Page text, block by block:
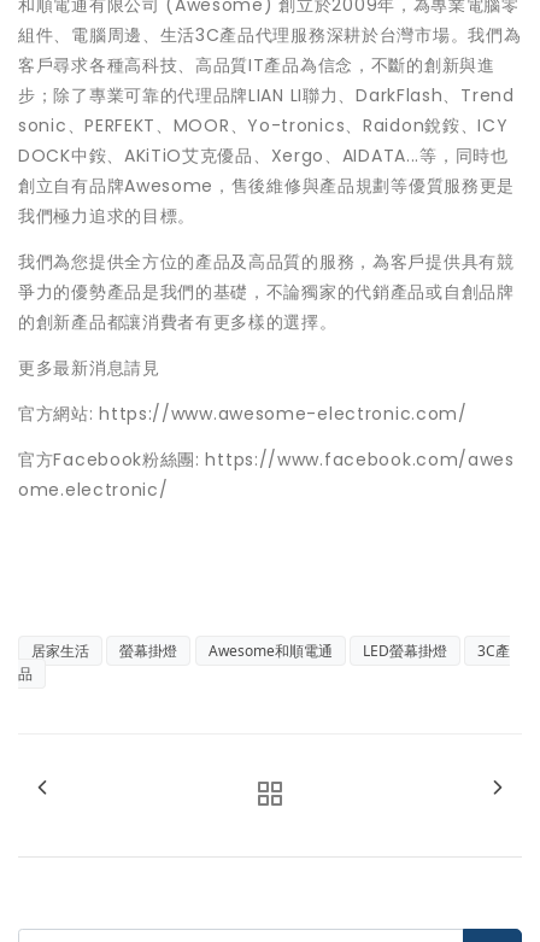
和順電通有限公司 (Awesome) 創立於2009年，為專業電腦零
組件、電腦周邊、生活3C產品代理服務深耕於台灣市場。我們為
客戶尋求各種高科技、高品質IT產品為信念，不斷的創新與進
步；除了專業可靠的代理品牌LIAN LI聯力、DarkFlash、Trend
sonic、PERFEKT、MOOR、Yo-tronics、Raidon銳銨、ICY
DOCK中銨、AKiTiO艾克優品、Xergo、AIDATA...等，同時也
創立自有品牌Awesome，售後維修與產品規劃等優質服務更是
我們極力追求的目標。
我們為您提供全方位的產品及高品質的服務，為客戶提供具有競
爭力的優勢產品是我們的基礎，不論獨家的代銷產品或自創品牌
的創新產品都讓消費者有更多樣的選擇。
更多最新消息請見
官方網站: https://www.awesome-electronic.com/
官方Facebook粉絲團: https://www.facebook.com/awes
ome.electronic/
居家生活 螢幕掛燈 Awesome和順電通 LED螢幕掛燈
3C產
品